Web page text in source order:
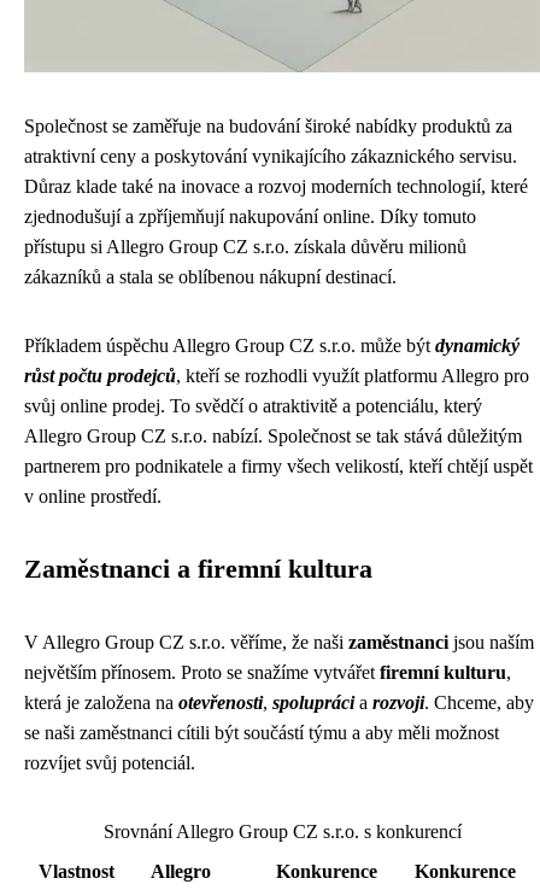
Společnost se zaměřuje na budování široké nabídky produktů za
atraktivní ceny a poskytování vynikajícího zákaznického servisu.
Důraz klade také na inovace a rozvoj moderních technologií, které
zjednodušují a zpříjemňují nakupování online. Díky tomuto
přístupu si Allegro Group CZ s.r.o. získala důvěru milionů
zákazníků a stala se oblíbenou nákupní destinací.
Příkladem úspěchu Allegro Group CZ s.r.o. může být dynamický
růst počtu prodejců, kteří se rozhodli využít platformu Allegro pro
svůj online prodej. To svědčí o atraktivitě a potenciálu, který
Allegro Group CZ s.r.o. nabízí. Společnost se tak stává důležitým
partnerem pro podnikatele a firmy všech velikostí, kteří chtějí uspět
v online prostředí.
Zaměstnanci a firemní kultura
V Allegro Group CZ s.r.o. věříme, že naši zaměstnanci jsou naším
největším přínosem. Proto se snažíme vytvářet firemní kulturu,
která je založena na otevřenosti, spoluprácia rozvoji. Chceme, aby
se naši zaměstnanci cítili být součástí týmu a aby měli možnost
rozvíjet svůj potenciál.
Srovnání Allegro Group CZ s.r.o. s konkurencí
Vlastnost
Allegro
Konkurence
Konkurence